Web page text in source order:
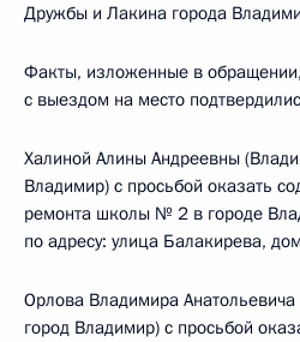
Дружбы и Лакина города
Факты, изложенные в
с выездом на место
Халиной Алины Андреевны
Владимир) с просьбой оказать
ремонта школы № 2 в городе
по адресу: улица Балакирева,
Орлова Владимира
город Владимир) с просьбой